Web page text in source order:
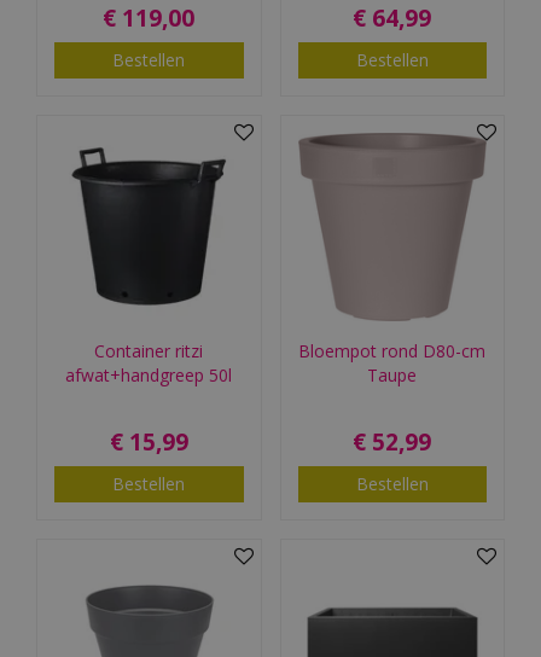
€ 119,00
Bestellen
€ 64,99
Bestellen
Container ritzi
afwat+handgreep 50l
€ 15,99
Bestellen
Bloempot rond D80-cm
Taupe
€ 52,99
Bestellen